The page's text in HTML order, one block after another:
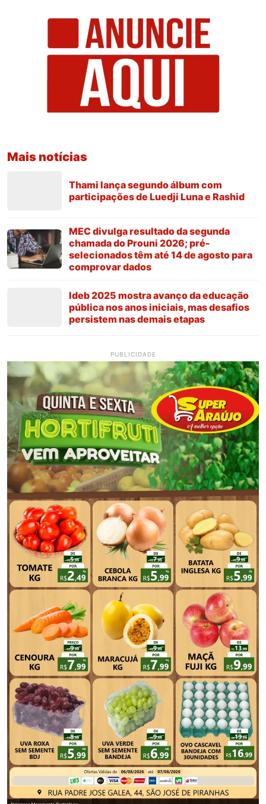
Mais notícias
Thami lança segundo álbum com
participações de Luedji Luna e Rashid
MEC divulga resultado da segunda
chamada do Prouni 2026; pré-
selecionados têm até 14 de agosto para
comprovar dados
Ideb 2025 mostra avanço da educação
pública nos anos iniciais, mas desafios
persistem nas demais etapas
PUBLICIDADE